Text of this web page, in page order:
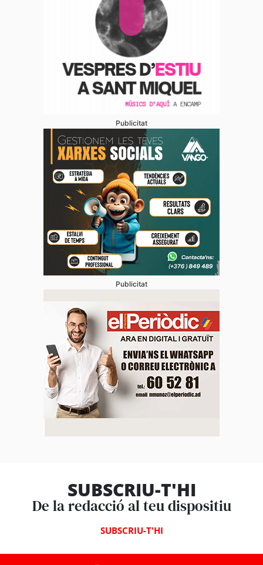
Publicitat
Publicitat
SUBSCRIU-T'HI
De la redacció al teu dispositiu
SUBSCRIU-T'HI